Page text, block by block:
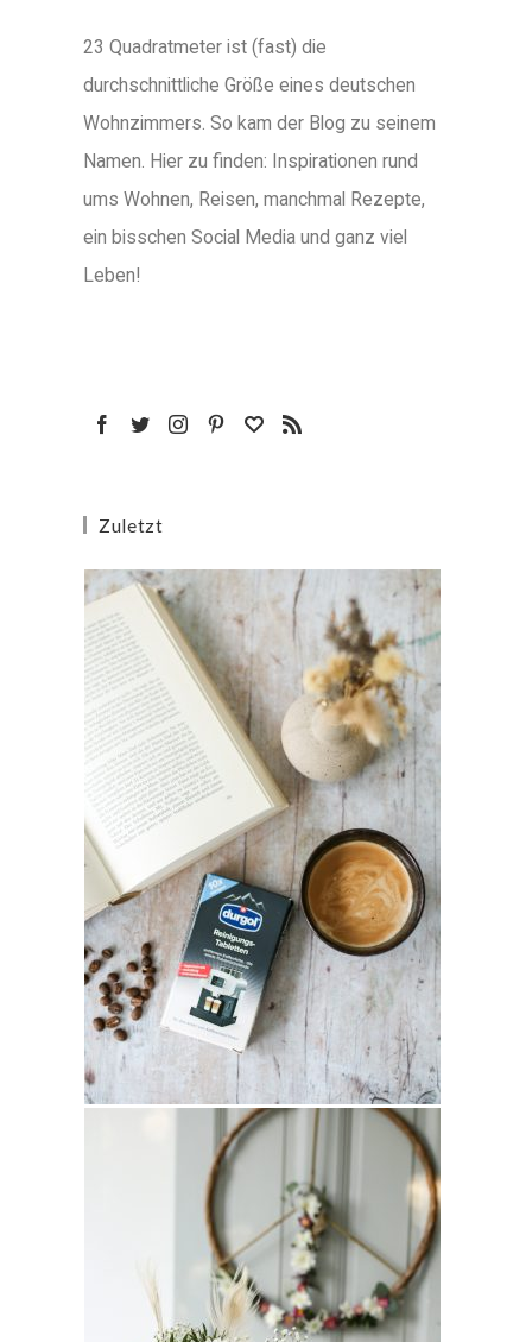
23 Quadratmeter ist (fast) die
durchschnittliche Größe eines deutschen
Wohnzimmers. So kam der Blog zu seinem
Namen. Hier zu finden: Inspirationen rund
ums Wohnen, Reisen, manchmal Rezepte,
ein bisschen Social Media und ganz viel
Leben!
Zuletzt